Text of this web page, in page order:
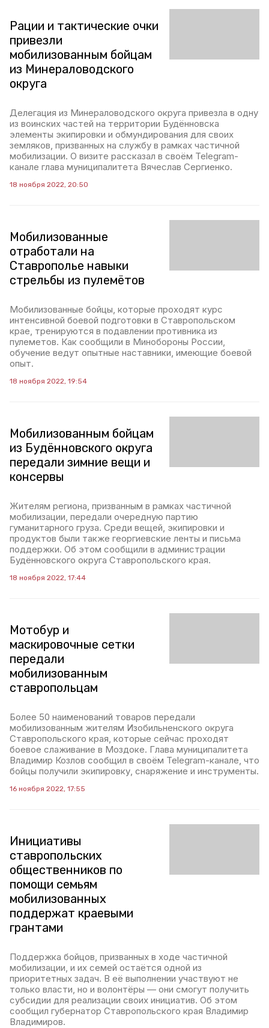
Рации и тактические очки
привезли
мобилизованным бойцам
из Минераловодского
округа
Делегация из Минераловодского округа привезла в одну
из воинских частей на территории Будённовска
элементы экипировки и обмундирования для своих
земляков, призванных на службу в рамках частичной
мобилизации. О визите рассказал в своём Telegram-
канале глава муниципалитета Вячеслав Сергиенко.
18 ноября 2022, 20:50
Мобилизованные
отработали на
Ставрополье навыки
стрельбы из пулемётов
Мобилизованные бойцы, которые проходят курс
интенсивной боевой подготовки в Ставропольском
крае, тренируются в подавлении противника из
пулеметов. Как сообщили в Минобороны России,
обучение ведут опытные наставники, имеющие боевой
опыт.
18 ноября 2022, 19:54
Мобилизованным бойцам
из Будённовского округа
передали зимние вещи и
консервы
Жителям региона, призванным в рамках частичной
мобилизации, передали очередную партию
гуманитарного груза. Среди вещей, экипировки и
продуктов были также георгиевские ленты и письма
поддержки. Об этом сообщили в администрации
Будённовского округа Ставропольского края.
18 ноября 2022, 17:44
Мотобур и
маскировочные сетки
передали
мобилизованным
ставропольцам
Более 50 наименований товаров передали
мобилизованным жителям Изобильненского округа
Ставропольского края, которые сейчас проходят
боевое слаживание в Моздоке. Глава муниципалитета
Владимир Козлов сообщил в своём Telegram-канале, что
бойцы получили экипировку, снаряжение и инструменты.
16 ноября 2022, 17:55
Инициативы
ставропольских
общественников по
помощи семьям
мобилизованных
поддержат краевыми
грантами
Поддержка бойцов, призванных в ходе частичной
мобилизации, и их семей остаётся одной из
приоритетных задач. В её выполнении участвуют не
только власти, но и волонтёры — они смогут получить
субсидии для реализации своих инициатив. Об этом
сообщил губернатор Ставропольского края Владимир
Владимиров.